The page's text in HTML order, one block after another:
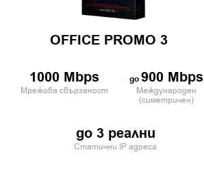
OFFICE PROMO 3
1000 Mbps
Мрежова свързаност
900 Mbps
Международен
(симетричен)
до 3 реални
Статични IP адреса